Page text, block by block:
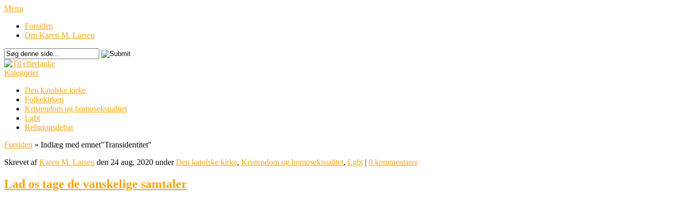
Menu
Forsiden
Om Karen M. Larsen
Kategorier
Den katolske kirke
Folkekirken
Kristendom og homoseksualitet
Lgbt
Religionsdebat
Forsiden » Indlæg med emnet"Transidentitet"
Skrevet afKaren M. Larsen den 24 aug, 2020 underDen katolske kirke, Kristendom og homoseksualitet, Lgbt | 0 kommentarer
Lad os tage de vanskelige samtaler